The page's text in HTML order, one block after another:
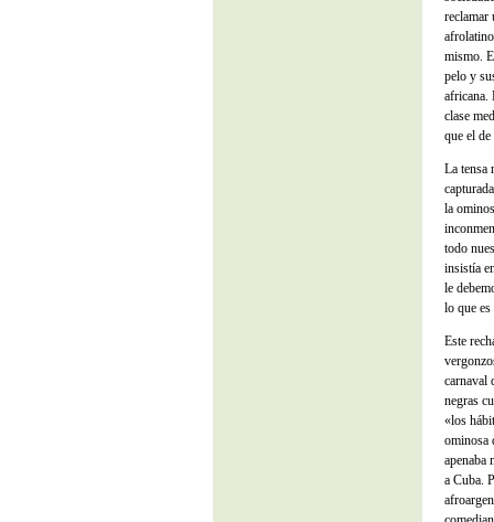
reclamar
mismo.
pelo y
africana.
clase
que el
La tensa
la
todo
insistía
le
lo que
Este
carnaval
negras
«los
ominosa
apenaba
a Cuba.